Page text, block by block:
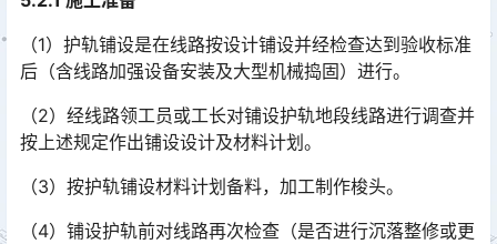
（1）护轨铺设是在线路按设计铺设并经检查达到验收标准
后（含线路加强设备安装及大型机械捣固）进行。
（2）经线路领工员或工长对铺设护轨地段线路进行调查并
按上述规定作出铺设设计及材料计划。
（3）按护轨铺设材料计划备料，加工制作梭头。
（4）铺设护轨前对线路再次检查（是否进行沉落整修或更